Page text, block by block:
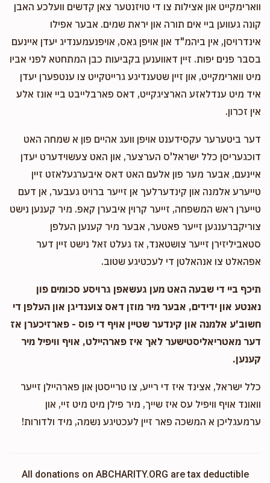
ווארימקייט און אצילות צו די טויזנטער צאן קדשים וועלכע האבן
קונה געווען ביי אים תורה און יראת שמים. אבער אפילו
אינדרויסן, אין ביהמ"ד און אויפן גאס, אויפנעמענדיג יעדן איינעם
בסבר פנים יפות. זיין דאווענען בקביעות כבן המתחטא לפני אביו
מיט ווארימקייט, און זיין שטענדיגע גרייטקייט צו ענטפערן יעדן
איד מיט ענדלאזע הארציגקייט, דאס פארבלייבט ביי אונז אלע
אין זכרון.
דער ביטערער עקסידענט אויפן וועג אהיים פון א שמחה האט
דוכגעריסן כלל ישראל'ס הערצער, און האט צעשוידערט יעדן
איינעם, אבער מער פון אלעם האט דאס איבערגעלאזט זיין
טייערע אלמנה און קינדערלעך אן זייער ברויט געבער, אן דעם
טייערן ראש המשפחה, זייער קרוין איבערן קאפ. מיר קענען נישט
צוריקברענגען זייער פאטער, אבער מיר קענען העלפן
סטאביליזירן זייער צושטאנד, אז געלט זאל נישט זיין דער
אפהאלט צו אנהאלטן די לעכטיגע שטוב.
תיכף ביי די שבעה האט מען געשאפן גרויסע סכומים פון
נאנטע און ידידים, אבער מיר מוזן דאס צוענדיגן און העלפן די
חשוב'ע אלמנה און קינדער שטיין אויף די פוס - פארזיכערן אז
דער מאטריאליסטישער לאך איז פארהיילט, אויף וויפיל מיר
קענען.
כלל ישראל, אצינד איז די רייע, צו טרייסטן און פארהיילן זייער
וואונד אויף וויפיל עס איז שייך, מיר פילן מיט מיט זיי, און
ערמעגליכן א המשכה פאר זיין לעכטיגע נשמה, מיד ולדורות!
All donations on ABCHARITY.ORG are tax deductible